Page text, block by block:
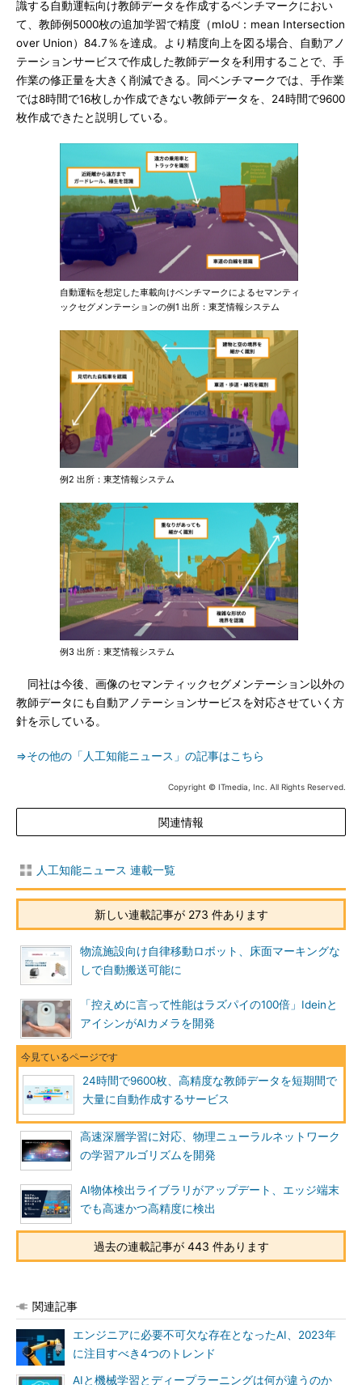
識する自動運転向け教師データを作成するベンチマークにおい
て、教師例5000枚の追加学習で精度（mIoU：mean Intersection
over Union）84.7％を達成。より精度向上を図る場合、自動アノ
テーションサービスで作成した教師データを利用することで、手
作業の修正量を大きく削減できる。同ベンチマークでは、手作業
では8時間で16枚しか作成できない教師データを、24時間で9600
枚作成できたと説明している。
自動運転を想定した車載向けベンチマークによるセマンティ
ックセグメンテーションの例1 出所：東芝情報システム
例2 出所：東芝情報システム
例3 出所：東芝情報システム
同社は今後、画像のセマンティックセグメンテーション以外の
教師データにも自動アノテーションサービスを対応させていく方
針を示している。
⇒その他の「人工知能ニュース」の記事はこちら
Copyright © ITmedia, Inc. All Rights Reserved.
関連情報
人工知能ニュース 連載一覧
新しい連載記事が 273 件あります
物流施設向け自律移動ロボット、床面マーキングな
しで自動搬送可能に
「控えめに言って性能はラズパイの100倍」Ideinと
アイシンがAIカメラを開発
24時間で9600枚、高精度な教師データを短期間で
大量に自動作成するサービス
高速深層学習に対応、物理ニューラルネットワーク
の学習アルゴリズムを開発
AI物体検出ライブラリがアップデート、エッジ端末
でも高速かつ高精度に検出
過去の連載記事が 443 件あります
関連記事
エンジニアに必要不可欠な存在となったAI、2023年
に注目すべき4つのトレンド
AIと機械学習とディープラーニングは何が違うのか